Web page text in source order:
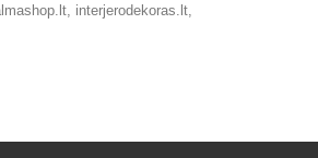
interjerodekoras.lt,